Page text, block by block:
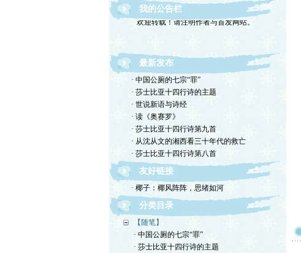
我的公告栏
欢迎转载！请注明作者与首发网站。
最新发布
· 中国公厕的七宗“罪”
· 莎士比亚十四行诗的主题
· 世说新语与诗经
· 读《奥赛罗》
· 莎士比亚十四行诗第九首
· 从沈从文的湘西看三十年代的救亡
· 莎士比亚十四行诗第八首
友好链接
· 椰子：椰风阵阵，思绪如河
分类目录
【随笔】
· 中国公厕的七宗“罪”
· 莎士比亚十四行诗的主题